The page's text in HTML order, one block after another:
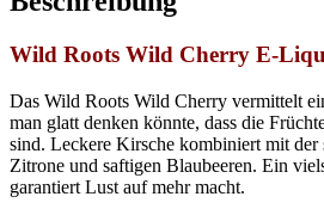
Wild Roots Wild Cherry E-
Das Wild Roots Wild Cherry vermittelt
man glatt denken könnte, dass die
sind. Leckere Kirsche kombiniert mit der
Zitrone und saftigen Blaubeeren. Ein
garantiert Lust auf mehr macht.